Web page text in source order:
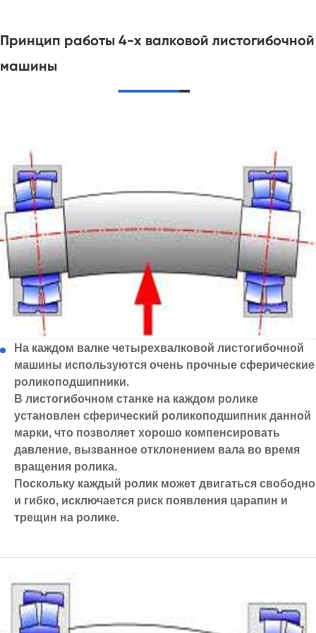
Принцип работы 4-х валковой листогибочной
машины
На каждом валке четырехвалковой листогибочной
машины используются очень прочные сферические
роликоподшипники.
В листогибочном станке на каждом ролике
установлен сферический роликоподшипник данной
марки, что позволяет хорошо компенсировать
давление, вызванное отклонением вала во время
вращения ролика.
Поскольку каждый ролик может двигаться свободно
и гибко, исключается риск появления царапин и
трещин на ролике.